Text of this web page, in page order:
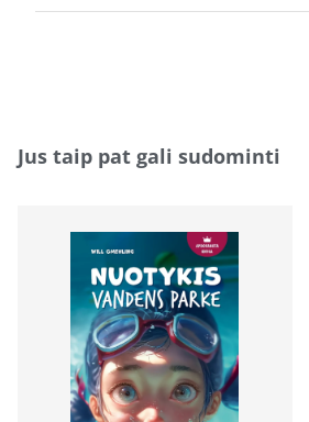
Jus taip pat gali sudominti